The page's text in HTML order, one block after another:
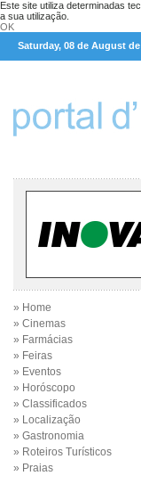
Este site utiliza determinadas
a sua utilização.
OK
Saturday, 08 de August de
» Home
» Cinemas
» Farmácias
» Feiras
» Eventos
» Horóscopo
» Classificados
» Localização
» Gastronomia
» Roteiros Turísticos
» Praias